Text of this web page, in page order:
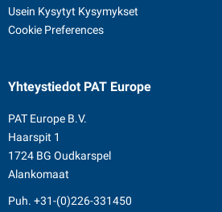
Usein Kysytyt Kysymykset
Cookie Preferences
YhteystiedotPAT Europe
PAT Europe B.V.
Haarspit 1
1724 BG Oudkarspel
Alankomaat
Puh. +31-(0)226-331450